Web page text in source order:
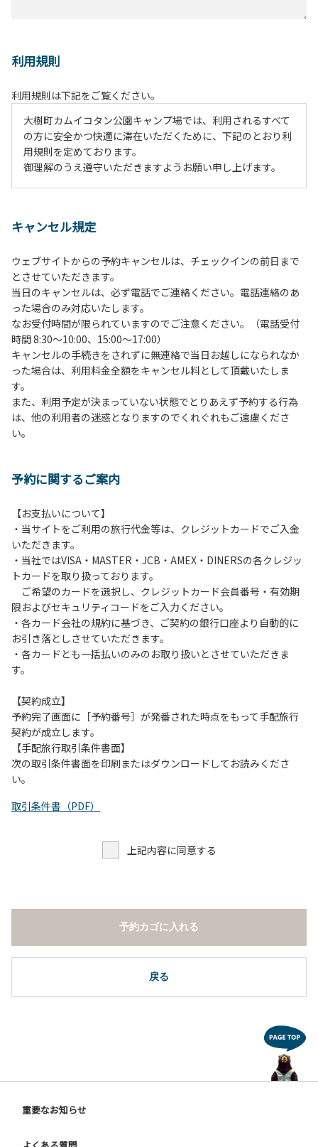
利用規則
利用規則は下記をご覧ください。
大樹町カムイコタン公園キャンプ場では、利用されるすべて
の方に安全かつ快適に滞在いただくために、下記のとおり利
用規則を定めております。
御理解のうえ遵守いただきますようお願い申し上げます。
２、中学生以下だけでの利用はできません。高校生以上の方
３、テントサイト（多目的広場を含む。）の使用は、事前に
予約いただいた方のみで、連泊の方を除き、正午からです。
基本的に、テント1張りにつき1区画の予約をお願いします。
管理棟にてチェックインの手続きを行ってください。午後3
時前にお越しの方は、午後3時になりましたら管理棟にて手
続きを行ってください。午後5時過ぎにお越しの方は、翌朝
手続きを行ってください。
４、車両は、荷物の積み下ろし時以外は、駐車場にとめてく
ださい。
５、チェックアウトは、午前10時まで（日帰り使用の場合は
午後5時まで）です。チェックインの手続きを行っていない
方や使用人数が増えた場合は、必ず手続きを行ってくださ
ら午前10時までの間にゴミステーションに出してください。
は、お持ち帰りをお願いします。
【禁止事項】
カラオケ、発電機、地面での直火による焚き火、キャンプフ
ァイヤー、打ち上げ式花火、テントサウナの設置
【注意事項】
当キャンプ場のそばを流れる歴舟川は、上流で雨が降ると短
時間で増水し、川原で遊んでいると大変危険な状態になりや
すく、過去にも増水により人が流される事故が数件起きてい
（１）川原にテントやタープを張らない。
（２）雨が降ったときは川原で遊ばない。
（３）カムイコタン公園キャンプ場で雨が降らなくても、上
流で雨が降り急に増水することがあるので、水の濁りに注意
し、濁り始めたときには直ちに川原での遊びを中止する。
（４）キャンプ場の管理者や地元住民から川についての注意
キャンセル規定
ウェブサイトからの予約キャンセルは、チェックインの前日まで
とさせていただきます。
当日のキャンセルは、必ず電話でご連絡ください。電話連絡のあ
った場合のみ対応いたします。
なお受付時間が限られていますのでご注意ください。（電話受付
時間 8:30～10:00、15:00～17:00）
キャンセルの手続きをされずに無連絡で当日お越しになられなか
った場合は、利用料金全額をキャンセル料として頂戴いたしま
す。
また、利用予定が決まっていない状態でとりあえず予約する行為
は、他の利用者の迷惑となりますのでくれぐれもご遠慮くださ
い。
予約に関するご案内
【お支払いについて】
・当サイトをご利用の旅行代金等は、クレジットカードでご入金
いただきます。
・当社ではVISA・MASTER・JCB・AMEX・DINERSの各クレジッ
トカードを取り扱っております。
ご希望のカードを選択し、クレジットカード会員番号・有効期
限およびセキュリティコードをご入力ください。
・各カード会社の規約に基づき、ご契約の銀行口座より自動的に
お引き落としさせていただきます。
・各カードとも一括払いのみのお取り扱いとさせていただきま
す。
【契約成立】
予約完了画面に［予約番号］が発番された時点をもって手配旅行
契約が成立します。
【手配旅行取引条件書面】
次の取引条件書面を印刷またはダウンロードしてお読みくださ
い。
取引条件書（PDF）
上記内容に同意する
戻る
予約カゴに入れる
重要なお知らせ